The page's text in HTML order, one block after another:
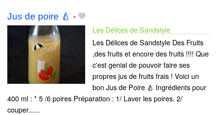
Jus de poire 🍐 -
Les Délices de Sandstyle
Les Délices de Sandstyle Des Fruits
,des fruits et encore des fruits !!!! Que
c'est genial de pouvoir faire ses
propres jus de fruits frais ! Voici un
bon Jus de Poire 🍐 Ingrédients pour
400 ml : * 5 /6 poires Préparation : 1/ Laver les poires. 2/
couper......